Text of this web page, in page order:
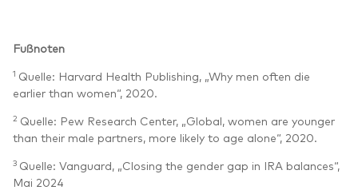
Fußnoten
1 Quelle: Harvard Health Publishing, „Why men often die
earlier than women“, 2020.
2 Quelle: Pew Research Center, „Global, women are younger
than their male partners, more likely to age alone“, 2020.
3 Quelle: Vanguard, „Closing the gender gap in IRA balances“,
Mai 2024